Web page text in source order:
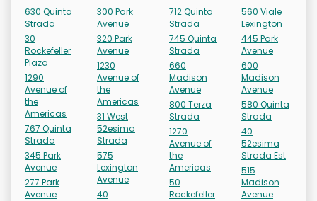
630 Quinta
Strada
30
Rockefeller
Plaza
1290
Avenue of
the
Americas
767 Quinta
Strada
345 Park
Avenue
277 Park
Avenue
300 Park
Avenue
320 Park
Avenue
1230
Avenue of
the
Americas
31 West
52esima
Strada
575
Lexington
Avenue
40
712 Quinta
Strada
745 Quinta
Strada
660
Madison
Avenue
800 Terza
Strada
1270
Avenue of
the
Americas
50
Rockefeller
560 Viale
Lexington
445 Park
Avenue
600
Madison
Avenue
580 Quinta
Strada
40
52esima
Strada Est
515
Madison
Avenue